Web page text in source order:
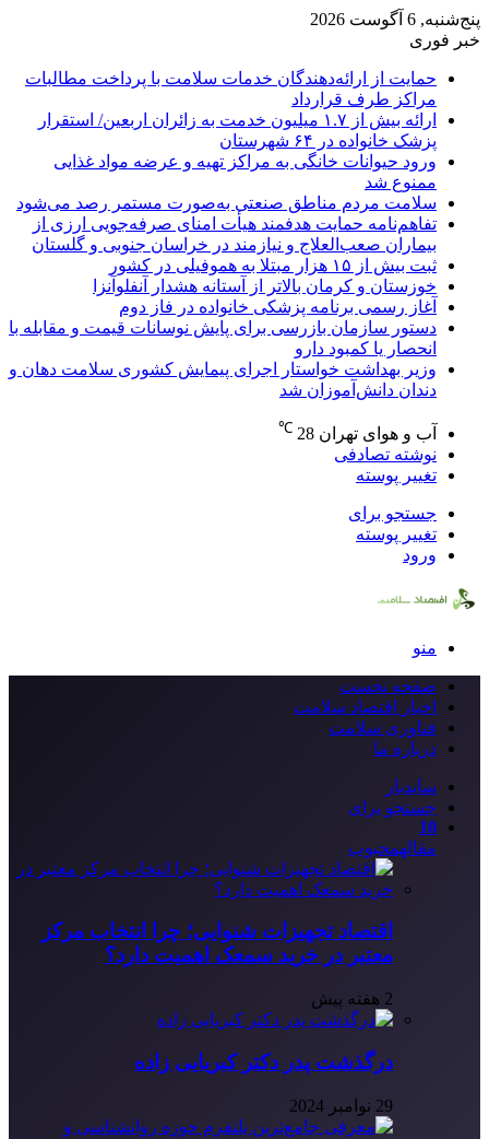
پنج‌شنبه, 6 آگوست 2026
خبر فوری
حمایت از ارائه‌دهندگان خدمات سلامت با پرداخت مطالبات
مراکز طرف قرارداد
ارائه بیش از ۱.۷ میلیون خدمت به زائران اربعین/ استقرار
پزشک خانواده در ۶۴ شهرستان
ورود حیوانات خانگی به مراکز تهیه و عرضه مواد غذایی
ممنوع شد
سلامت مردم مناطق صنعتی به‌صورت مستمر رصد می‌شود
تفاهم‌نامه حمایت هدفمند هیأت امنای صرفه‌جویی ارزی از
بیماران صعب‌العلاج و نیازمند در خراسان جنوبی و گلستان
ثبت بیش از ۱۵ هزار مبتلا به هموفیلی در کشور
خوزستان و کرمان بالاتر از آستانه هشدار آنفلوآنزا
آغاز رسمی برنامه پزشکی خانواده در فاز دوم
دستور سازمان بازرسی برای پایش نوسانات قیمت و مقابله با
انحصار یا کمبود دارو
وزیر بهداشت خواستار اجرای پیمایش کشوری سلامت دهان و
دندان دانش‌آموزان شد
آب و هوای تهران 28
℃
نوشته تصادفی
تغییر پوسته
جستجو برای
تغییر پوسته
ورود
منو
صفحه نخست
اخبار اقتصاد سلامت
فناوری سلامت
درباره ما
سایدبار
جستجو برای
10
مقالهمحبوب
اقتصاد تجهیزات شنوایی؛ چرا انتخاب مرکز
معتبر در خرید سمعک اهمیت دارد؟
2 هفته پیش
درگذشت پدر دکتر کبریایی زاده
29 نوامبر 2024